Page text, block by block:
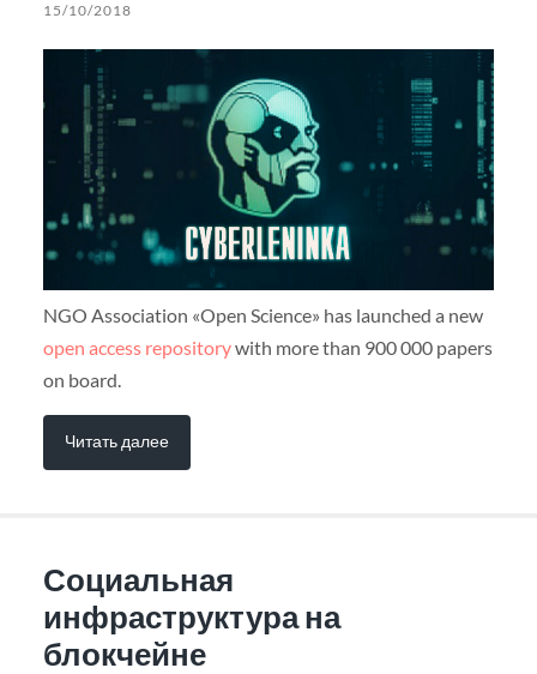
15/10/2018
NGO Association «Open Science» has launched a new
open access repositorywith more than 900 000 papers
on board.
Читать далее
Социальная
инфраструктура на
блокчейне